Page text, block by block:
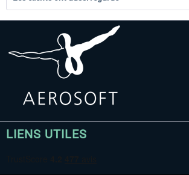
LIENS UTILES